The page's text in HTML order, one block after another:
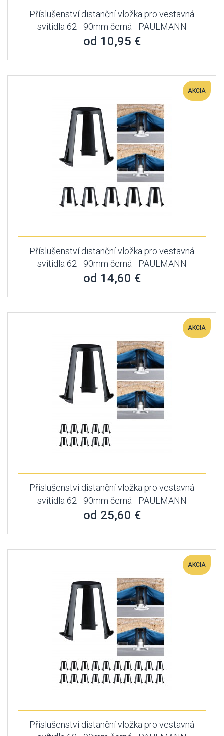
Příslušenství distanční vložka pro vestavná
svítidla 62 - 90mm černá - PAULMANN
od 10,95 €
AKCIA
Příslušenství distanční vložka pro vestavná
svítidla 62 - 90mm černá - PAULMANN
od 14,60 €
AKCIA
Příslušenství distanční vložka pro vestavná
svítidla 62 - 90mm černá - PAULMANN
od 25,60 €
AKCIA
Příslušenství distanční vložka pro vestavná